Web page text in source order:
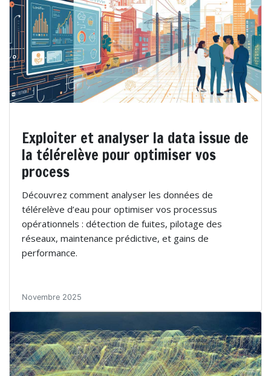
Exploiter et analyser la data issue de
la télérelève pour optimiser vos
process
Découvrez comment analyser les données de
télérelève d’eau pour optimiser vos processus
opérationnels : détection de fuites, pilotage des
réseaux, maintenance prédictive, et gains de
performance.
Novembre 2025